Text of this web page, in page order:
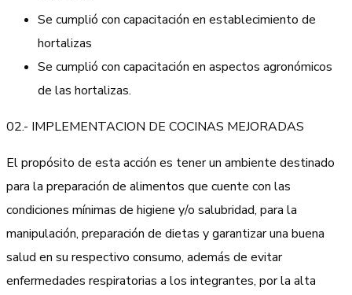
Se cumplió con capacitación en establecimiento de
hortalizas
Se cumplió con capacitación en aspectos agronómicos
de las hortalizas.
02.- IMPLEMENTACION DE COCINAS MEJORADAS
El propósito de esta acción es tener un ambiente destinado
para la preparación de alimentos que cuente con las
condiciones mínimas de higiene y/o salubridad, para la
manipulación, preparación de dietas y garantizar una buena
salud en su respectivo consumo, además de evitar
enfermedades respiratorias a los integrantes, por la alta